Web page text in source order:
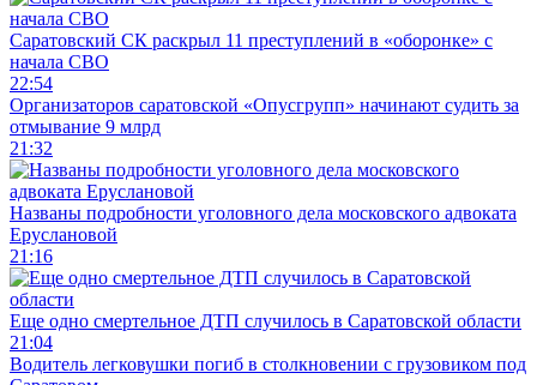
Саратовский СК раскрыл 11 преступлений в «оборонке» с
начала СВО
22:54
Организаторов саратовской «Опусгрупп» начинают судить за
отмывание 9 млрд
21:32
Названы подробности уголовного дела московского адвоката
Еруслановой
21:16
Еще одно смертельное ДТП случилось в Саратовской области
21:04
Водитель легковушки погиб в столкновении с грузовиком под